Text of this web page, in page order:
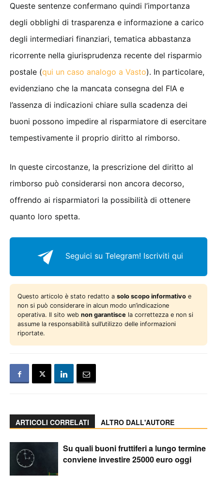
Queste sentenze confermano quindi l’importanza
degli obblighi di trasparenza e informazione a carico
degli intermediari finanziari, tematica abbastanza
ricorrente nella giurisprudenza recente del risparmio
postale (qui un caso analogo a Vasto). In particolare,
evidenziano che la mancata consegna del FIA e
l’assenza di indicazioni chiare sulla scadenza dei
buoni possono impedire al risparmiatore di esercitare
tempestivamente il proprio diritto al rimborso.
In queste circostanze, la prescrizione del diritto al
rimborso può considerarsi non ancora decorso,
offrendo ai risparmiatori la possibilità di ottenere
quanto loro spetta.
Seguici su Telegram! Iscriviti qui
Questo articolo è stato redatto a solo scopo informativo e
non si può considerare in alcun modo un’indicazione
operativa. Il sito web non garantisce la correttezza e non si
assume la responsabilità sull’utilizzo delle informazioni
riportate.
ARTICOLI CORRELATI ALTRO DALL'AUTORE
Su quali buoni fruttiferi a lungo termine
conviene investire 25000 euro oggi